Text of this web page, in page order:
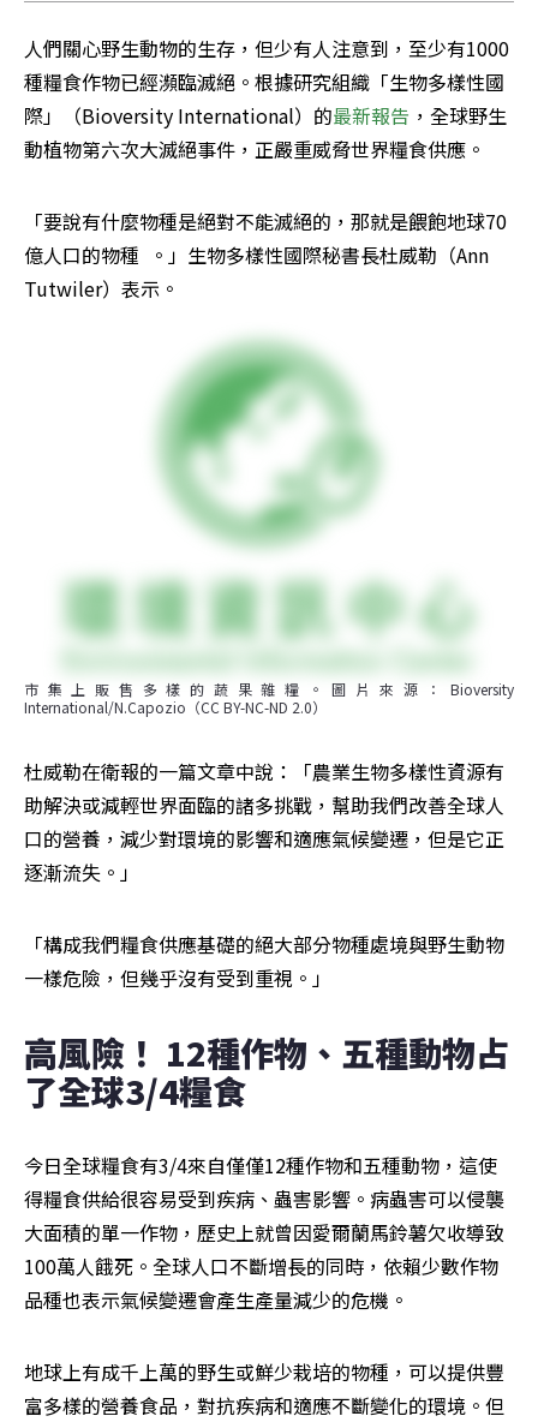
人們關心野生動物的生存，但少有人注意到，至少有1000
種糧食作物已經瀕臨滅絕。根據研究組織「生物多樣性國
際」（Bioversity International）的最新報告 ，全球野生
動植物第六次大滅絕事件，正嚴重威脅世界糧食供應。
「要說有什麼物種是絕對不能滅絕的，那就是餵飽地球70
億人口的物種  。」生物多樣性國際秘書長杜威勒（Ann
Tutwiler）表示。
市集上販售多樣的蔬果雜糧。圖片來源：Bioversity
International/N.Capozio（CC BY-NC-ND 2.0）
杜威勒在衛報的一篇文章中說：「農業生物多樣性資源有
助解決或減輕世界面臨的諸多挑戰，幫助我們改善全球人
口的營養，減少對環境的影響和適應氣候變遷，但是它正
逐漸流失。」
「構成我們糧食供應基礎的絕大部分物種處境與野生動物
一樣危險，但幾乎沒有受到重視。」
高風險！ 12種作物、五種動物占
了全球3/4糧食
今日全球糧食有3/4來自僅僅12種作物和五種動物，這使
得糧食供給很容易受到疾病、蟲害影響。病蟲害可以侵襲
大面積的單一作物，歷史上就曾因愛爾蘭馬鈴薯欠收導致
100萬人餓死。全球人口不斷增長的同時，依賴少數作物
品種也表示氣候變遷會產生產量減少的危機。
地球上有成千上萬的野生或鮮少栽培的物種，可以提供豐
富多樣的營養食品，對抗疾病和適應不斷變化的環境。但